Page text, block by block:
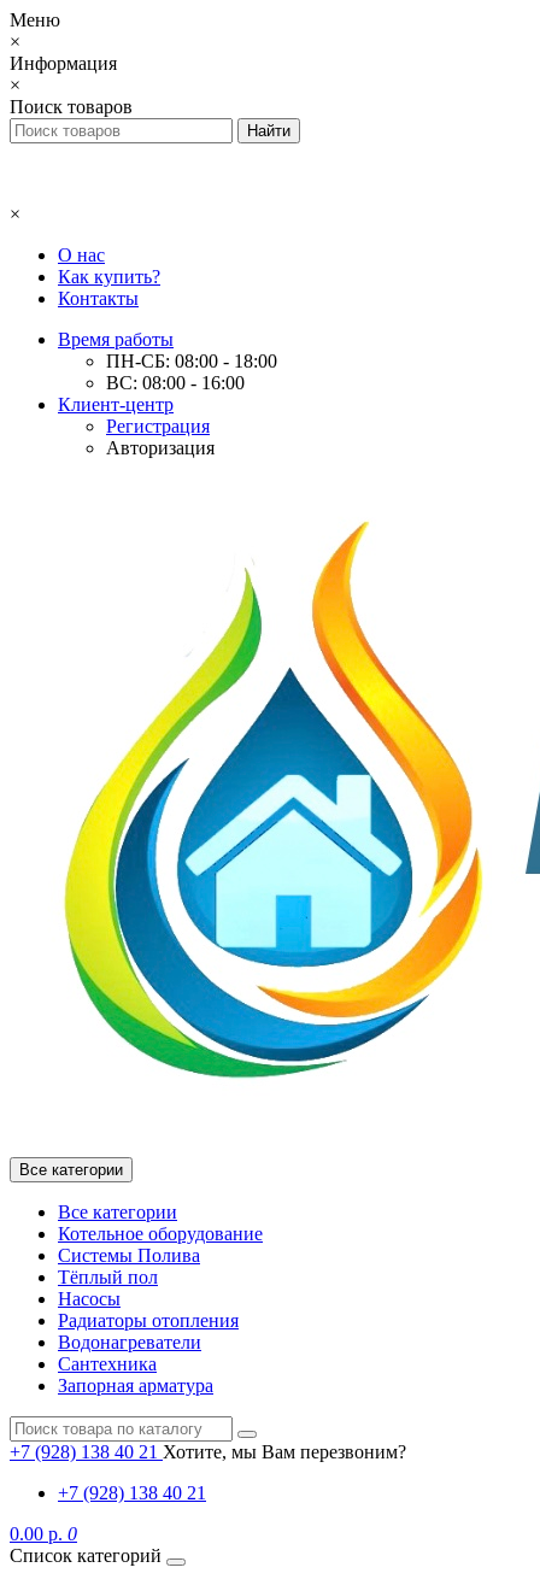
Меню
×
Информация
×
Поиск товаров
×
О нас
Как купить?
Контакты
Время работы
ПН-СБ: 08:00 - 18:00
ВС: 08:00 - 16:00
Клиент-центр
Регистрация
Авторизация
Все категории
Все категории
Котельное оборудование
Системы Полива
Тёплый пол
Насосы
Радиаторы отопления
Водонагреватели
Сантехника
Запорная арматура
+7 (928) 138 40 21 Хотите, мы Вам перезвоним?
+7 (928) 138 40 21
0.00 р. 0
Список категорий